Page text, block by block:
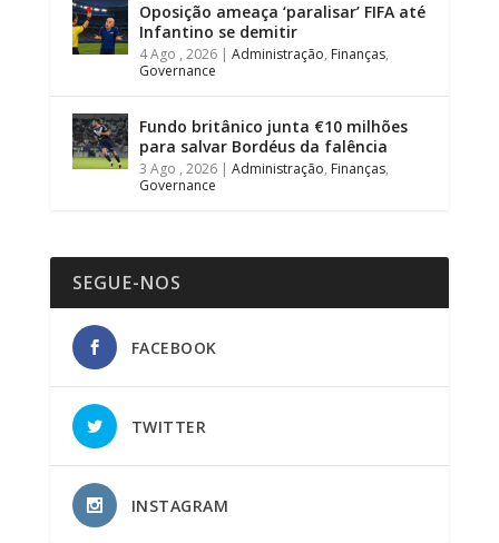
Oposição ameaça ‘paralisar’ FIFA até
Infantino se demitir
4 Ago , 2026| Administração, Finanças,
Governance
Fundo britânico junta €10 milhões
para salvar Bordéus da falência
3 Ago , 2026| Administração, Finanças,
Governance
SEGUE-NOS
FACEBOOK
TWITTER
INSTAGRAM